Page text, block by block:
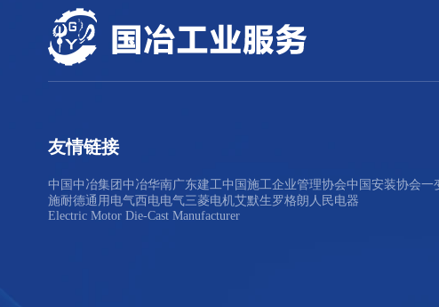
友情链接
中国中冶集团 中冶华南广东建工中国施工企业管理协会中国安装协会一
施耐德通用电气西电电气三菱电机艾默生罗格朗 人民电器
Electric Motor Die-Cast Manufacturer